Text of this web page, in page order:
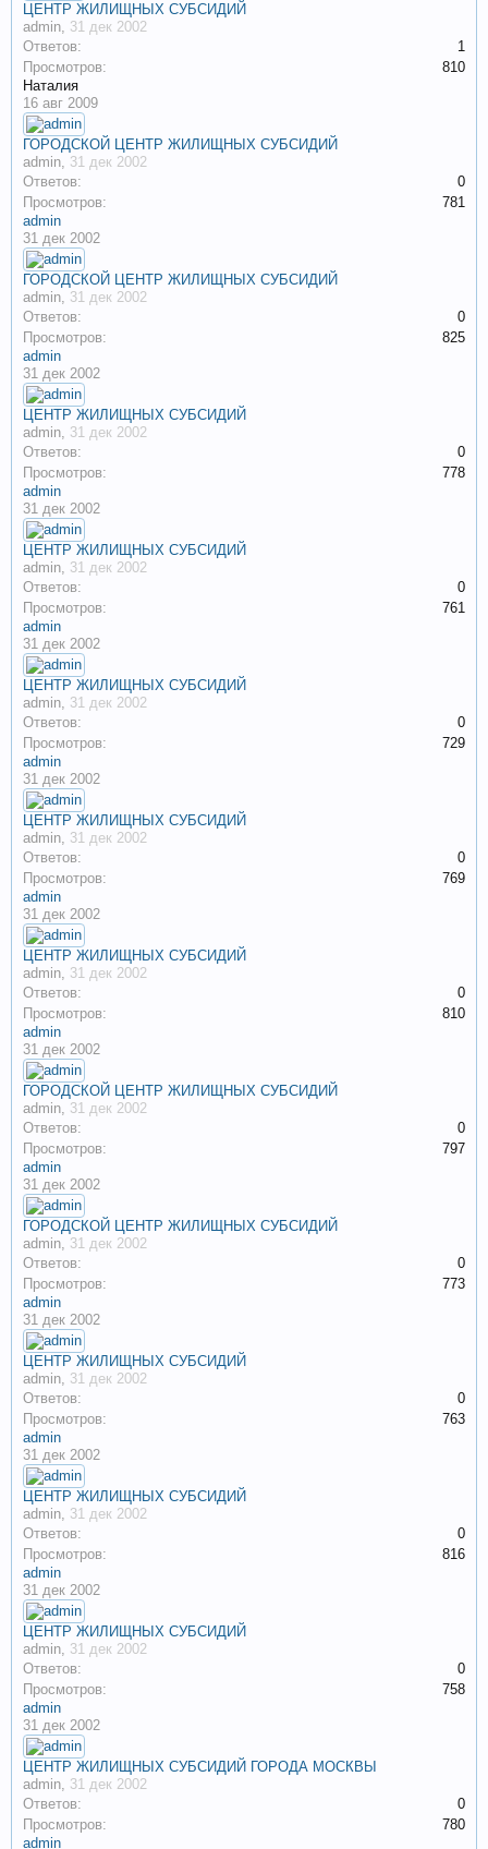
ЦЕНТР ЖИЛИЩНЫХ СУБСИДИЙ
admin, 31 дек 2002
Ответов:
1
Просмотров:
810
Наталия
16 авг 2009
ГОРОДСКОЙ ЦЕНТР ЖИЛИЩНЫХ СУБСИДИЙ
admin, 31 дек 2002
Ответов:
0
Просмотров:
781
admin
31 дек 2002
ГОРОДСКОЙ ЦЕНТР ЖИЛИЩНЫХ СУБСИДИЙ
admin, 31 дек 2002
Ответов:
0
Просмотров:
825
admin
31 дек 2002
ЦЕНТР ЖИЛИЩНЫХ СУБСИДИЙ
admin, 31 дек 2002
Ответов:
0
Просмотров:
778
admin
31 дек 2002
ЦЕНТР ЖИЛИЩНЫХ СУБСИДИЙ
admin, 31 дек 2002
Ответов:
0
Просмотров:
761
admin
31 дек 2002
ЦЕНТР ЖИЛИЩНЫХ СУБСИДИЙ
admin, 31 дек 2002
Ответов:
0
Просмотров:
729
admin
31 дек 2002
ЦЕНТР ЖИЛИЩНЫХ СУБСИДИЙ
admin, 31 дек 2002
Ответов:
0
Просмотров:
769
admin
31 дек 2002
ЦЕНТР ЖИЛИЩНЫХ СУБСИДИЙ
admin, 31 дек 2002
Ответов:
0
Просмотров:
810
admin
31 дек 2002
ГОРОДСКОЙ ЦЕНТР ЖИЛИЩНЫХ СУБСИДИЙ
admin, 31 дек 2002
Ответов:
0
Просмотров:
797
admin
31 дек 2002
ГОРОДСКОЙ ЦЕНТР ЖИЛИЩНЫХ СУБСИДИЙ
admin, 31 дек 2002
Ответов:
0
Просмотров:
773
admin
31 дек 2002
ЦЕНТР ЖИЛИЩНЫХ СУБСИДИЙ
admin, 31 дек 2002
Ответов:
0
Просмотров:
763
admin
31 дек 2002
ЦЕНТР ЖИЛИЩНЫХ СУБСИДИЙ
admin, 31 дек 2002
Ответов:
0
Просмотров:
816
admin
31 дек 2002
ЦЕНТР ЖИЛИЩНЫХ СУБСИДИЙ
admin, 31 дек 2002
Ответов:
0
Просмотров:
758
admin
31 дек 2002
ЦЕНТР ЖИЛИЩНЫХ СУБСИДИЙ ГОРОДА МОСКВЫ
admin, 31 дек 2002
Ответов:
0
Просмотров:
780
admin